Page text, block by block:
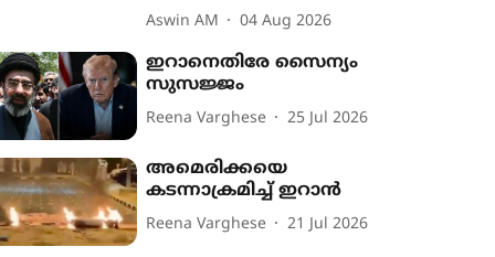
Aswin AM 04 Aug 2026
ഇറാനെതിരേ സൈന്യം
സുസജ്ജം
Reena Varghese 25 Jul 2026
അമെരിക്കയെ
കടന്നാക്രമിച്ച് ഇറാൻ
Reena Varghese 21 Jul 2026